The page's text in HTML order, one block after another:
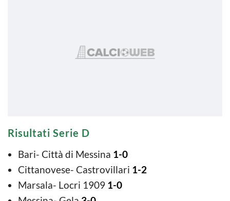
Risultati Serie D
Bari- Città di Messina 1-0
Cittanovese- Castrovillari 1-2
Marsala- Locri 1909 1-0